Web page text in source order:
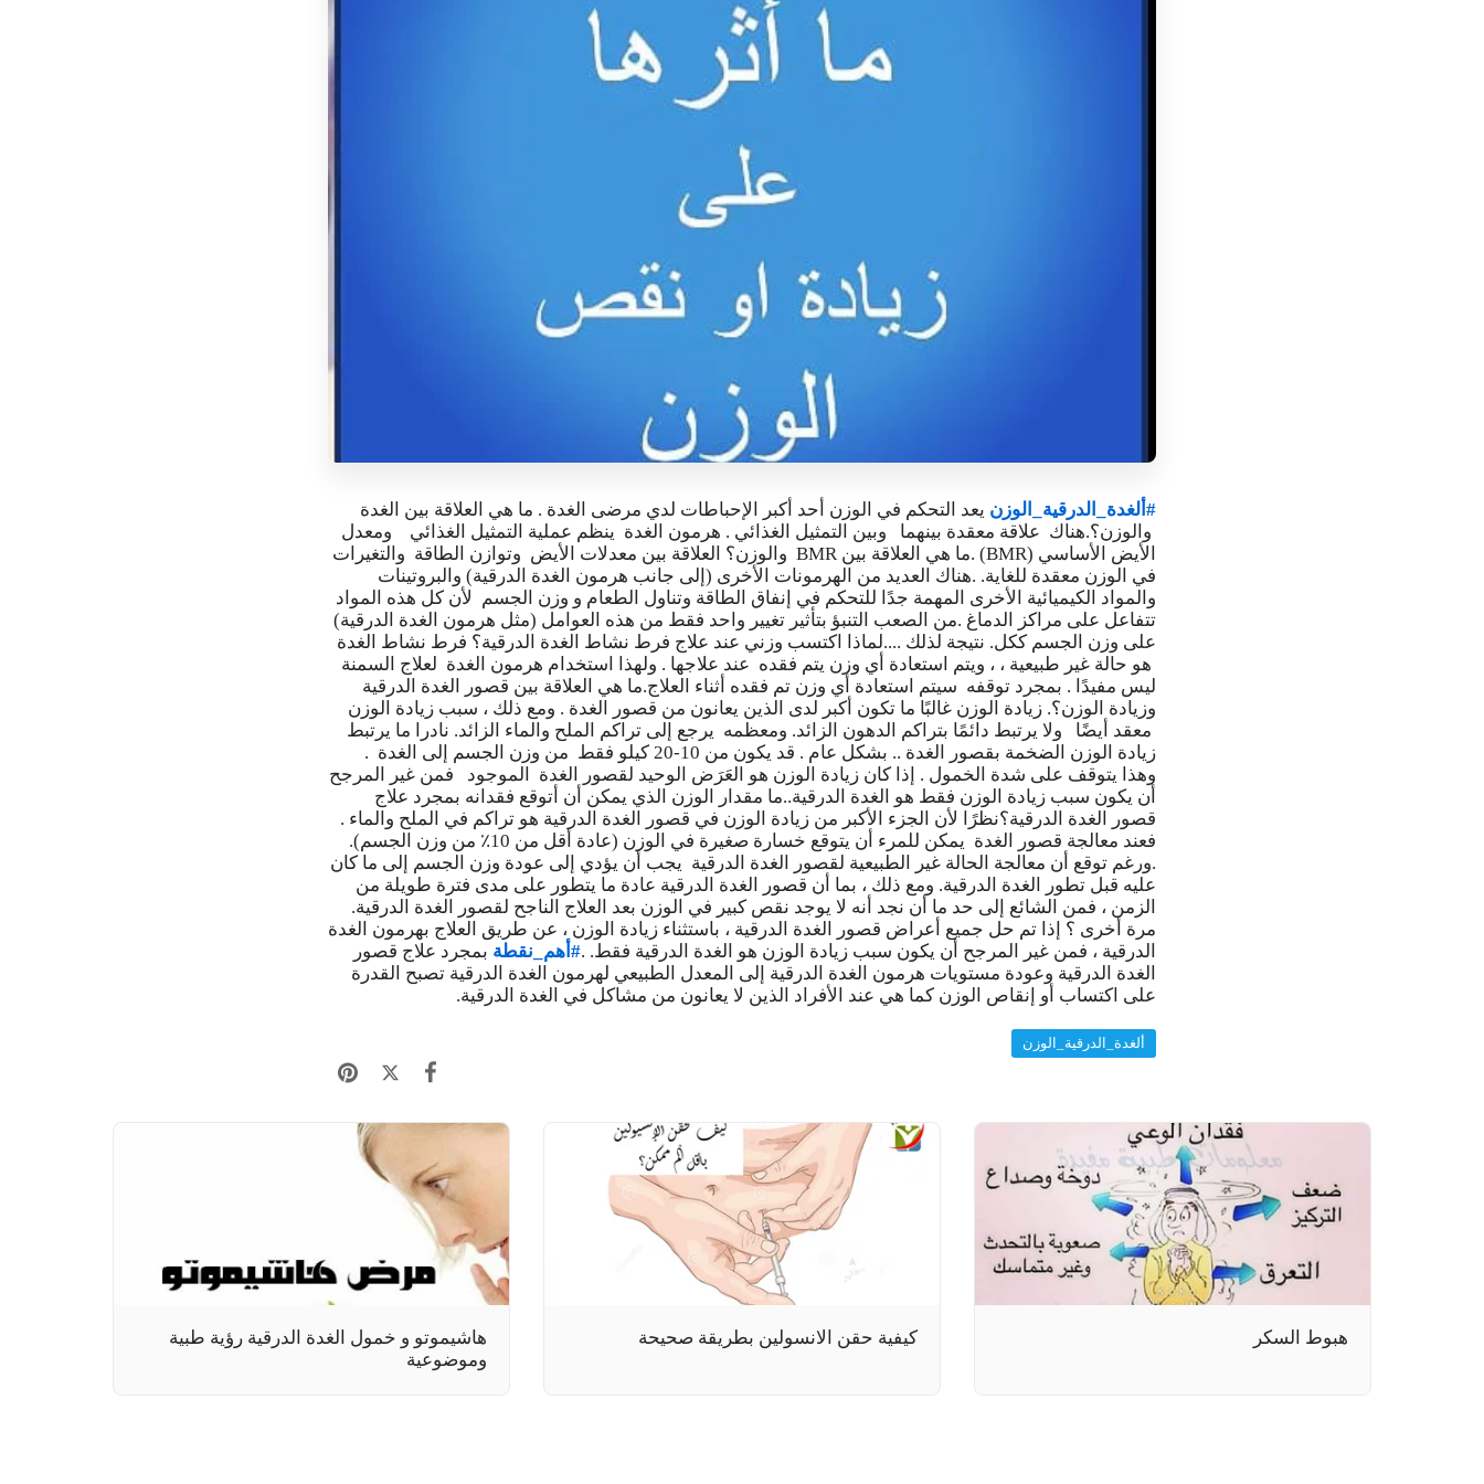
#ألغدة_الدرقية_الوزن يعد التحكم في الوزن أحد أكبر الإحباطات لدي مرضى الغدة . ما هي العلاقة بين الغدة
والوزن؟.هناك علاقة معقدة بينهما وبين التمثيل الغذائي . هرمون الغدة ينظم عملية التمثيل الغذائي ومعدل
الأيض الأساسي (BMR) .ما هي العلاقة بين BMR والوزن؟ العلاقة بين معدلات الأيض وتوازن الطاقة والتغيرات
في الوزن معقدة للغاية. .هناك العديد من الهرمونات الأخرى (إلى جانب هرمون الغدة الدرقية) والبروتينات
والمواد الكيميائية الأخرى المهمة جدًا للتحكم في إنفاق الطاقة وتناول الطعام و وزن الجسم لأن كل هذه المواد
تتفاعل على مراكز الدماغ .من الصعب التنبؤ بتأثير تغيير واحد فقط من هذه العوامل (مثل هرمون الغدة الدرقية)
على وزن الجسم ككل. نتيجة لذلك ....لماذا اكتسب وزني عند علاج فرط نشاط الغدة الدرقية؟ فرط نشاط الغدة
هو حالة غير طبيعية ، ، ويتم استعادة أي وزن يتم فقده عند علاجها . ولهذا استخدام هرمون الغدة لعلاج السمنة
ليس مفيدًا . بمجرد توقفه سيتم استعادة أي وزن تم فقده أثناء العلاج.ما هي العلاقة بين قصور الغدة الدرقية
وزيادة الوزن؟. زيادة الوزن غالبًا ما تكون أكبر لدى الذين يعانون من قصور الغدة . ومع ذلك ، سبب زيادة الوزن
معقد أيضًا ولا يرتبط دائمًا بتراكم الدهون الزائد. ومعظمه يرجع إلى تراكم الملح والماء الزائد. نادرا ما يرتبط
زيادة الوزن الضخمة بقصور الغدة .. بشكل عام . قد يكون من 10-20 كيلو فقط من وزن الجسم إلى الغدة .
وهذا يتوقف على شدة الخمول . إذا كان زيادة الوزن هو العَرَض الوحيد لقصور الغدة الموجود فمن غير المرجح
أن يكون سبب زيادة الوزن فقط هو الغدة الدرقية..ما مقدار الوزن الذي يمكن أن أتوقع فقدانه بمجرد علاج
قصور الغدة الدرقية؟نظرًا لأن الجزء الأكبر من زيادة الوزن في قصور الغدة الدرقية هو تراكم في الملح والماء .
فعند معالجة قصور الغدة يمكن للمرء أن يتوقع خسارة صغيرة في الوزن (عادة أقل من 10٪ من وزن الجسم).
.ورغم توقع أن معالجة الحالة غير الطبيعية لقصور الغدة الدرقية يجب أن يؤدي إلى عودة وزن الجسم إلى ما كان
عليه قبل تطور الغدة الدرقية. ومع ذلك ، بما أن قصور الغدة الدرقية عادة ما يتطور على مدى فترة طويلة من
الزمن ، فمن الشائع إلى حد ما أن نجد أنه لا يوجد نقص كبير في الوزن بعد العلاج الناجح لقصور الغدة الدرقية.
مرة أخرى ؟ إذا تم حل جميع أعراض قصور الغدة الدرقية ، باستثناء زيادة الوزن ، عن طريق العلاج بهرمون الغدة
الدرقية ، فمن غير المرجح أن يكون سبب زيادة الوزن هو الغدة الدرقية فقط. .#أهم_نقطة بمجرد علاج قصور
الغدة الدرقية وعودة مستويات هرمون الغدة الدرقية إلى المعدل الطبيعي لهرمون الغدة الدرقية تصبح القدرة
على اكتساب أو إنقاص الوزن كما هي عند الأفراد الذين لا يعانون من مشاكل في الغدة الدرقية.
ألغدة_الدرقية_الوزن
هبوط السكر كيفية حقن الانسولين بطريقة صحيحة
هاشيموتو و خمول الغدة الدرقية رؤية طبية
وموضوعية